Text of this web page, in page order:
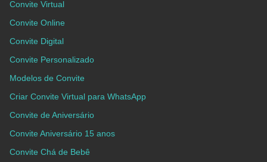
Convite Virtual
Convite Online
Convite Digital
Convite Personalizado
Modelos de Convite
Criar Convite Virtual para WhatsApp
Convite de Aniversário
Convite Aniversário 15 anos
Convite Chá de Bebê